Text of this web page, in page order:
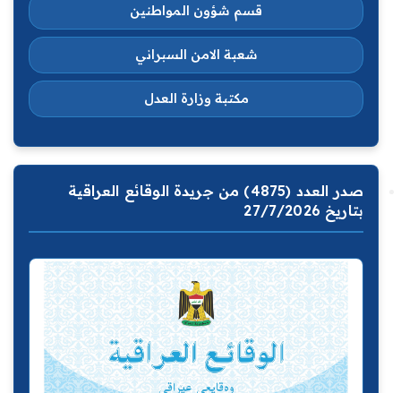
قسم شؤون المواطنين
شعبة الامن السبراني
مكتبة وزارة العدل
صدر العدد (4875) من جريدة الوقائع العراقية
بتاريخ 27/7/2026